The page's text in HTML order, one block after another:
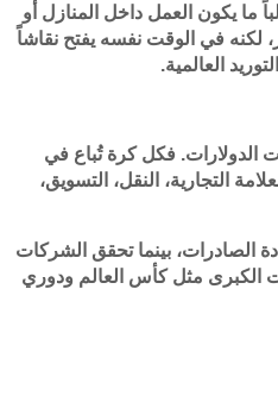
ما يكون العمل داخل المنازل أو
لكنه في الوقت نفسه يفتح نقاشاً
العالمية.
الدولارات. فكل كرة تُباع في
التجارية، النقل، التسويق،
الصادرات، بينما تحقق الشركات
الكبرى مثل كأس العالم ودوري